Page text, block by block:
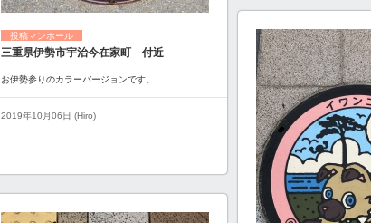
投稿マンホール
三重県伊勢市宇治今在家町 付近
お伊勢参りのカラーバージョンです。
2019年10月06日 (Hiro)